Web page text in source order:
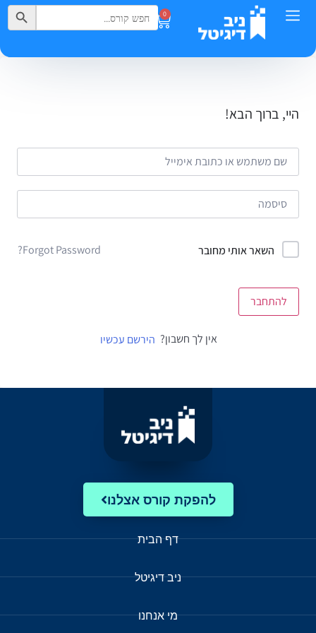
0
Search
for:
Search Button
היי, ברוך הבא!
השאר אותי מחובר Forgot Password?
להתחבר
אין לך חשבון? הירשם עכשיו
להפקת קורס אצלנו
דף הבית
ניב דיגיטל
מי אנחנו